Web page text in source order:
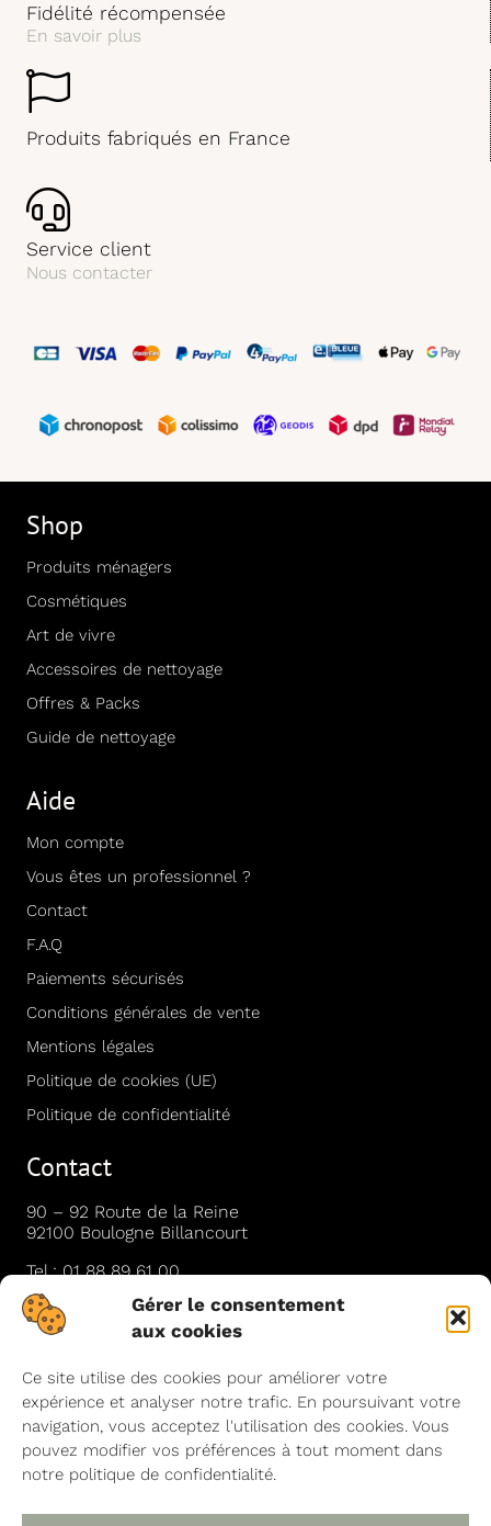
Gérer le consentement
aux cookies
Ce site utilise des cookies pour améliorer votre
expérience et analyser notre trafic. En poursuivant votre
navigation, vous acceptez l'utilisation des cookies. Vous
pouvez modifier vos préférences à tout moment dans
notre politique de confidentialité.
Fidélité récompensée
En savoir plus
Produits fabriqués en France
Service client
Nous contacter
Shop
Produits ménagers
Cosmétiques
Art de vivre
Accessoires de nettoyage
Offres & Packs
Guide de nettoyage
Aide
Mon compte
Vous êtes un professionnel ?
Contact
F.A.Q
Paiements sécurisés
Conditions générales de vente
Mentions légales
Politique de cookies (UE)
Politique de confidentialité
Contact
90 – 92 Route de la Reine
92100 Boulogne Billancourt
Tel :01 88 89 61 00
Mail :
contact@bioblank.fr
Newsletter
Soyez les premiers informés des soldes à venir, des
nouveaux produits et des offres spéciales.